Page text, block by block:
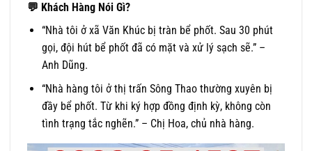
💬 Khách Hàng Nói Gì?
“Nhà tôi ở xã Văn Khúc bị tràn bể phốt. Sau 30 phút
gọi, đội hút bể phốt đã có mặt và xử lý sạch sẽ.” –
Anh Dũng.
“Nhà hàng tôi ở thị trấn Sông Thao thường xuyên bị
đầy bể phốt. Từ khi ký hợp đồng định kỳ, không còn
tình trạng tắc nghẽn.” – Chị Hoa, chủ nhà hàng.